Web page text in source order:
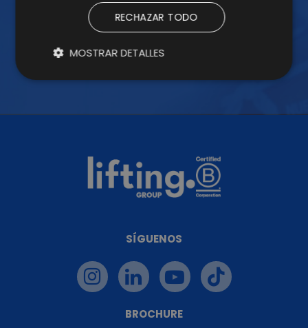
SÍGUENOS
BROCHURE
RECHAZAR TODO
MOSTRAR DETALLES